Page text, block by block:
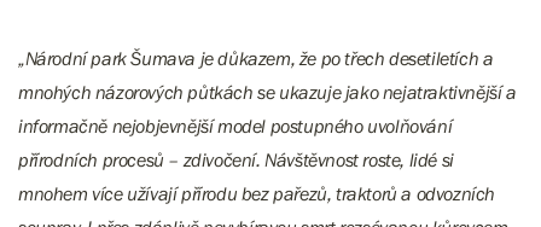
„Národní park Šumava je důkazem, že po třech desetiletích a
mnohých názorových půtkách se ukazuje jako nejatraktivnější a
informačně nejobjevnější model postupného uvolňování
přírodních procesů – zdivočení. Návštěvnost roste, lidé si
mnohem více užívají přírodu bez pařezů, traktorů a odvozních